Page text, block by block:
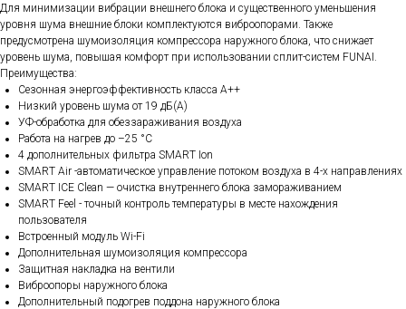
Для минимизации вибрации внешнего блока и существенного уменьшения
уровня шума внешние блоки комплектуются виброопорами. Также
предусмотрена шумоизоляция компрессора наружного блока, что снижает
уровень шума, повышая комфорт при использовании сплит-систем FUNAI.
Преимущества:
Сезонная энергоэффективность класса А++
Низкий уровень шума от 19 дБ(А)
УФ-обработка для обеззараживания воздуха
Работа на нагрев до –25 °С
4 дополнительных фильтра SMART Ion
SMART Air -автоматическое управление потоком воздуха в 4-х направлениях
SMART ICE Clean — очистка внутреннего блока замораживанием
SMART Feel - точный контроль температуры в месте нахождения
пользователя
Встроенный модуль Wi-Fi
Дополнительная шумоизоляция компрессора
Защитная накладка на вентили
Виброопоры наружного блока
Дополнительный подогрев поддона наружного блока